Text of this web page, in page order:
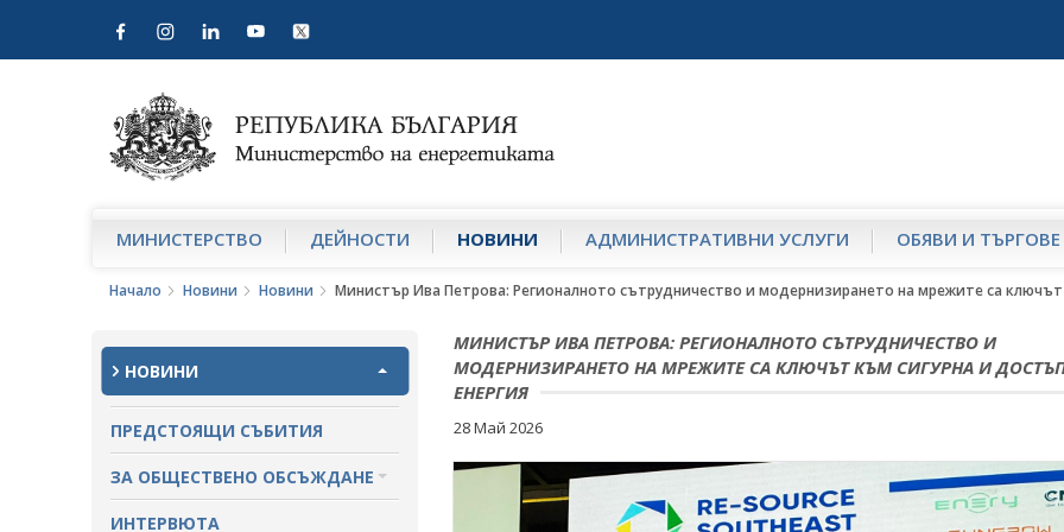
МИНИСТЕРСТВО ДЕЙНОСТИ НОВИНИ АДМИНИСТРАТИВНИ УСЛУГИ ОБЯВИ И ТЪРГОВЕ
Начало Новини Новини Министър Ива Петрова: Регионалното сътрудничество и модернизирането на мрежите са ключът
НОВИНИ
ПРЕДСТОЯЩИ СЪБИТИЯ
ЗА ОБЩЕСТВЕНО ОБСЪЖДАНЕ
ПРОЕКТИ ЗА ОБЩЕСТВЕНО
ИНТЕРВЮТА
МИНИСТЪР ИВА ПЕТРОВА: РЕГИОНАЛНОТО СЪТРУДНИЧЕСТВО И
МОДЕРНИЗИРАНЕТО НА МРЕЖИТЕ СА КЛЮЧЪТ КЪМ СИГУРНА И
ЕНЕРГИЯ
28 Май 2026